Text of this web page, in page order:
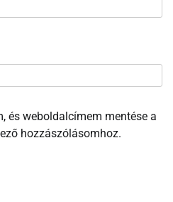
és weboldalcímem mentése a
hozzászólásomhoz.